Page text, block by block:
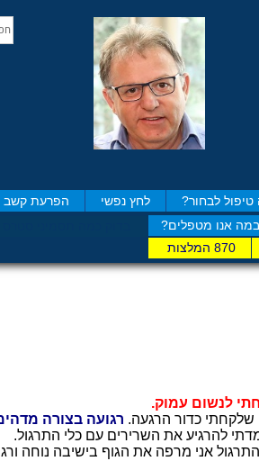
טיפול לבחור? לחץ נפשי הפרעת קשב
במה אנו מטפלים?
870 המלצות
לנשום עמוק.
שלקחתי כדור הרגעה. רגועה בצורה
להרגיע את השרירים עם כלי התרגול.
אני מרפה את הגוף בישיבה נוחה